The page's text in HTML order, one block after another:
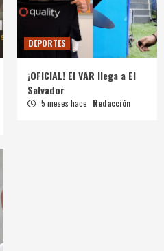
DEPORTES
¡OFICIAL! El VAR llega a El
Salvador
5 meses hace Redacción